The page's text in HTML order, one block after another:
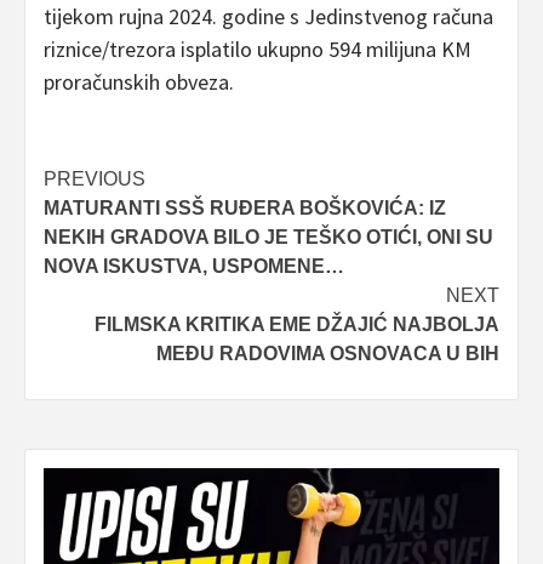
tijekom rujna 2024. godine s Jedinstvenog računa
riznice/trezora isplatilo ukupno 594 milijuna KM
proračunskih obveza.
Post
navigation
PREVIOUS
MATURANTI SSŠ RUĐERA BOŠKOVIĆA: IZ
NEKIH GRADOVA BILO JE TEŠKO OTIĆI, ONI SU
NOVA ISKUSTVA, USPOMENE…
NEXT
FILMSKA KRITIKA EME DŽAJIĆ NAJBOLJA
MEĐU RADOVIMA OSNOVACA U BIH